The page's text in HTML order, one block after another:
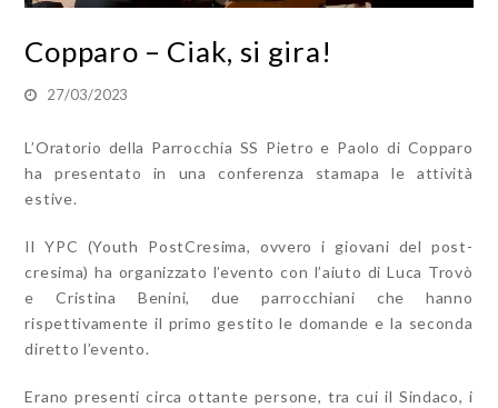
Copparo – Ciak, si gira!
27/03/2023
L’Oratorio della Parrocchia SS Pietro e Paolo di Copparo
ha presentato in una conferenza stamapa le attività
estive.
Il YPC (Youth PostCresima, ovvero i giovani del post-
cresima) ha organizzato l’evento con l’aiuto di Luca Trovò
e Cristina Benini, due parrocchiani che hanno
rispettivamente il primo gestito le domande e la seconda
diretto l’evento.
Erano presenti circa ottante persone, tra cui il Sindaco, i